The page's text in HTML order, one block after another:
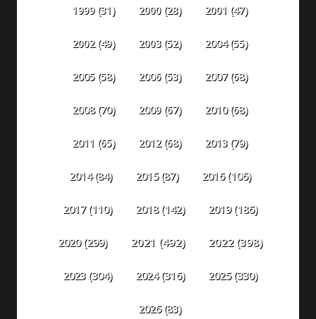
1999(31) 2000(28) 2001 (47)
2002(49) 2003(52) 2004(55)
2005(58) 2006(53) 2007(68)
2008(70) 2009(67) 2010(68)
2011 (65) 2012(68) 2013(79)
2014(84) 2015(87) 2016(106)
2017(110) 2018(142) 2019(186)
2020(299) 2021 (492) 2022(398)
2023(304) 2024(316) 2025(330)
2026(83)